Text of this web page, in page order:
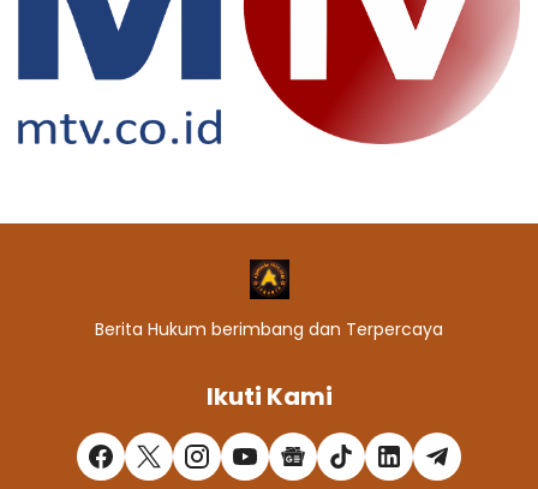
Berita Hukum berimbang dan Terpercaya
Ikuti Kami